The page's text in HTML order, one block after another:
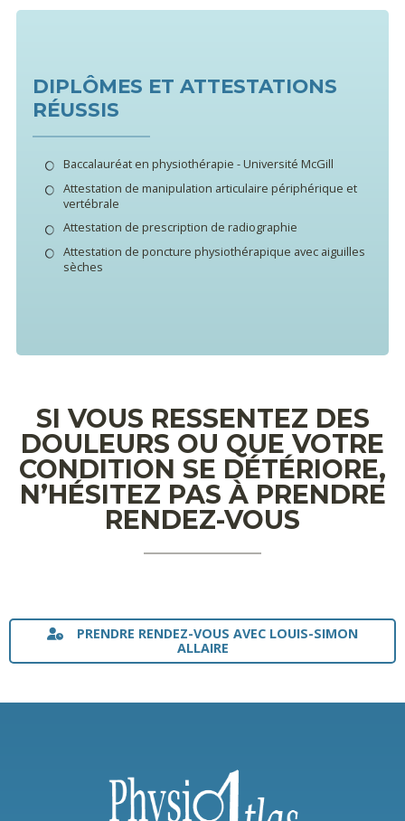
DIPLÔMES ET ATTESTATIONS
RÉUSSIS
Baccalauréat en physiothérapie - Université McGill
Attestation de manipulation articulaire périphérique et
vertébrale
Attestation de prescription de radiographie
Attestation de poncture physiothérapique avec aiguilles
sèches
SI VOUS RESSENTEZ DES
DOULEURS OU QUE VOTRE
CONDITION SE DÉTÉRIORE,
N’HÉSITEZ PAS À PRENDRE
RENDEZ-VOUS
PRENDRE RENDEZ-VOUS AVEC LOUIS-SIMON
ALLAIRE